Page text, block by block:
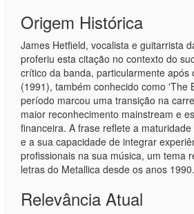
Origem Histórica
James Hetfield, vocalista e guitarrista
proferiu esta citação no contexto do
crítico da banda, particularmente após
(1991), também conhecido como 'The
período marcou uma transição na
maior reconhecimento mainstream e
financeira. A frase reflete a
e a sua capacidade de integrar
profissionais na sua música, um tema
letras do Metallica desde os anos 1990.
Relevância Atual